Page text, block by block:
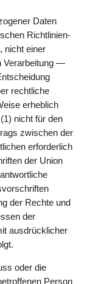
Daten
Richtlinien-
nicht einer
Verarbeitung —
rechtliche
erheblich
nicht für den
zwischen der
erforderlich
der Union
der Rechte und
der
ausdrücklicher
oder die
Person